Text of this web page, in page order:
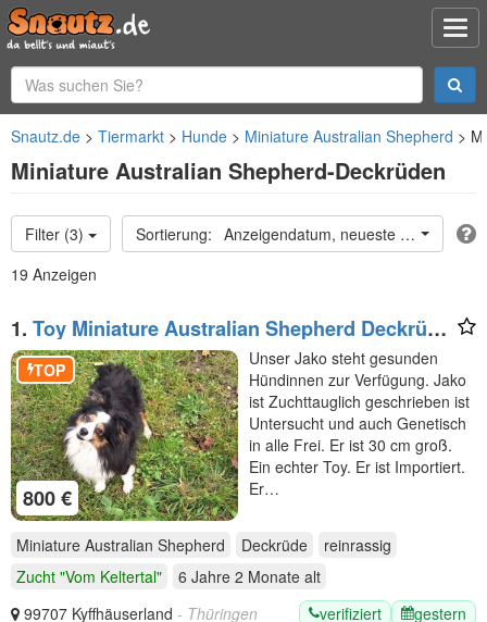
Snautz.de Tiermarkt Hunde Miniature Australian Shepherd
Miniature Australian Shepherd-Deckrüden
Filter (3)
Anzeigendatum, neueste oben
19 Anzeigen
1. Toy Miniature Australian Shepherd Deckrüde
Import
800 €
TOP
Unser Jako steht gesunden
Hündinnen zur Verfügung. Jako
ist Zuchttauglich geschrieben ist
Untersucht und auch Genetisch
in alle Frei. Er ist 30 cm groß.
Ein echter Toy. Er ist Importiert.
Er…
Miniature Australian Shepherd Deckrüde
reinrassig
Zucht "Vom Keltertal"
6 Jahre 2 Monate alt
99707 Kyffhäuserland - Thüringen verifiziert gestern